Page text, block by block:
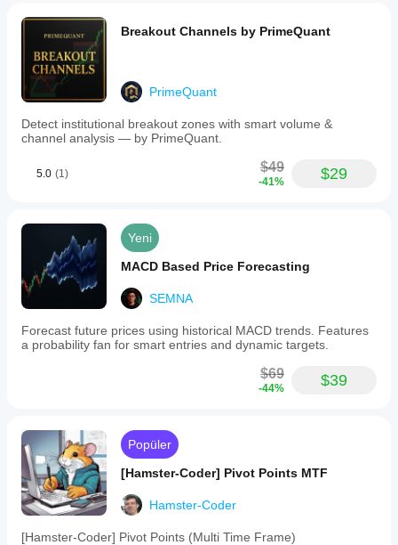
Breakout Channels by PrimeQuant
PrimeQuant
Detect institutional breakout zones with smart volume &
channel analysis — by PrimeQuant.
5.0 (1) $49
-41% $29
Yeni
MACD Based Price Forecasting
SEMNA
Forecast future prices using historical MACD trends. Features
a probability fan for smart entries and dynamic targets.
$69
-44% $39
Popüler
[Hamster-Coder] Pivot Points MTF
Hamster-Coder
[Hamster-Coder] Pivot Points (Multi Time Frame)